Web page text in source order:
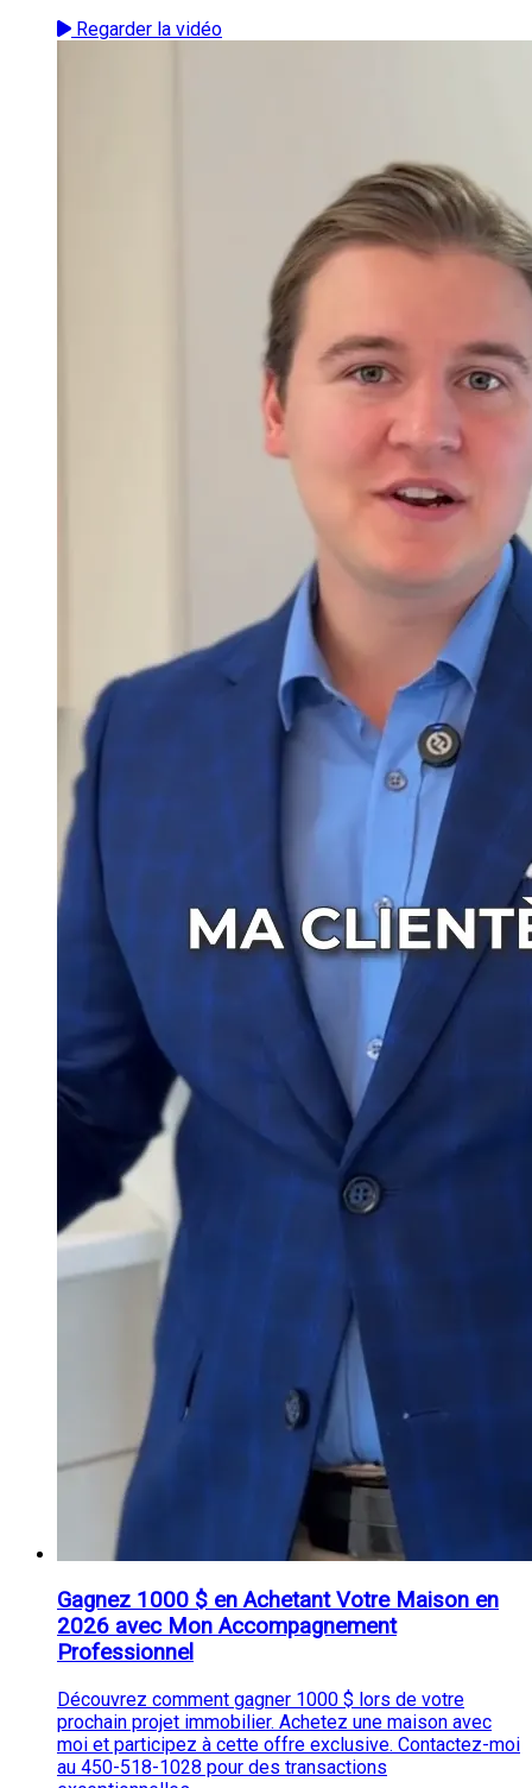
Regarder la vidéo
Gagnez 1000 $ en Achetant Votre Maison en
2026 avec Mon Accompagnement
Professionnel
Découvrez comment gagner 1000 $ lors de votre
prochain projet immobilier. Achetez une maison avec
moi et participez à cette offre exclusive. Contactez-moi
au 450-518-1028 pour des transactions